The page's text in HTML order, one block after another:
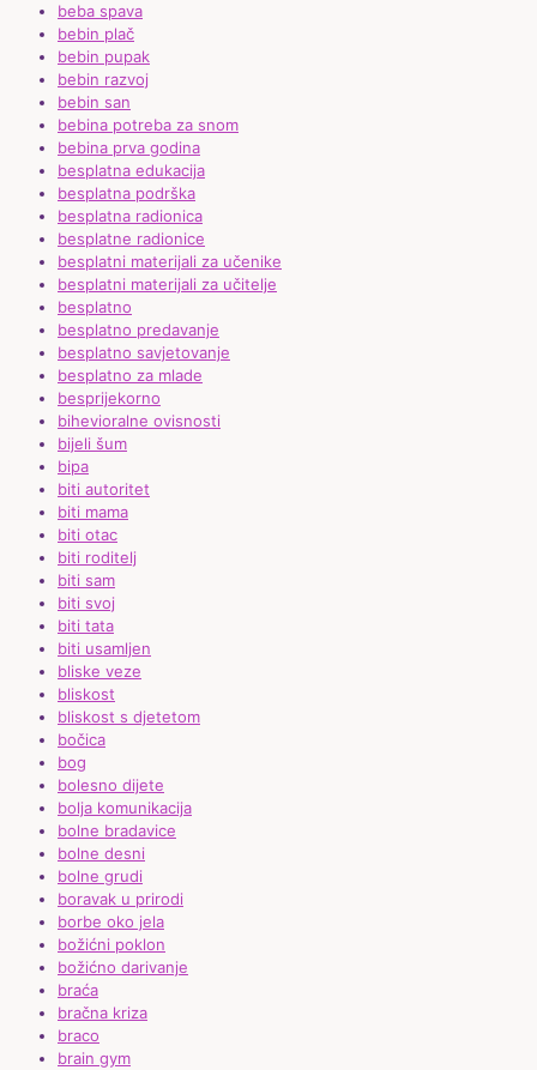
beba spava
bebin plač
bebin pupak
bebin razvoj
bebin san
bebina potreba za snom
bebina prva godina
besplatna edukacija
besplatna podrška
besplatna radionica
besplatne radionice
besplatni materijali za učenike
besplatni materijali za učitelje
besplatno
besplatno predavanje
besplatno savjetovanje
besplatno za mlade
besprijekorno
bihevioralne ovisnosti
bijeli šum
bipa
biti autoritet
biti mama
biti otac
biti roditelj
biti sam
biti svoj
biti tata
biti usamljen
bliske veze
bliskost
bliskost s djetetom
bočica
bog
bolesno dijete
bolja komunikacija
bolne bradavice
bolne desni
bolne grudi
boravak u prirodi
borbe oko jela
božićni poklon
božićno darivanje
braća
bračna kriza
braco
brain gym